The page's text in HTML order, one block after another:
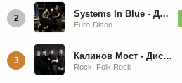
2 Systems In Blue - Дискография (2020-2026)
Euro-Disco
3 Калинов Мост - Дискография (1986-2026)
Rock, Folk Rock